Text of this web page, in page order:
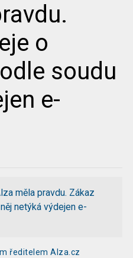
o
soudu
e-
měla pravdu. Zákaz
netýká výdejen e-
ředitelem Alza.cz